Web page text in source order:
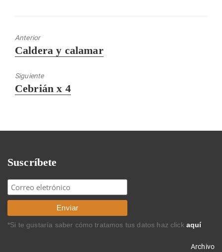
Anterior
Entrada
Caldera y calamar
Siguiente
Entrada
Cebrián x 4
Suscríbete
*Si te gustaría saber cómo tratamos tus datos haz click aquí
Archivo